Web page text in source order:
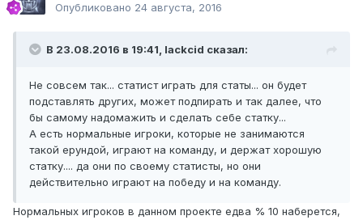
Опубликовано 24 августа, 2016
В 23.08.2016 в 19:41, lackcid сказал:
Не совсем так... статист играть для статы... он будет
подставлять других, может подпирать и так далее, что
бы самому надомажить и сделать себе статку...
А есть нормальные игроки, которые не занимаются
такой ерундой, играют на команду, и держат хорошую
статку.... да они по своему статисты, но они
действительно играют на победу и на команду.
Нормальных игроков в данном проекте едва % 10 наберется,